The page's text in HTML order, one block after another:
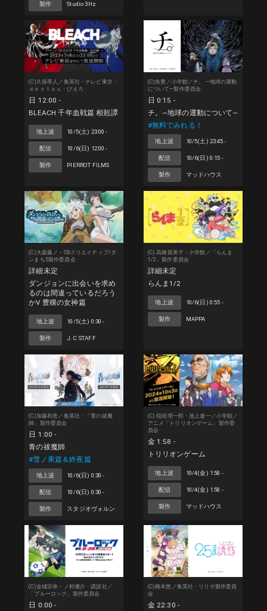
製作 Studio 3Hz
(C)久保帯人／集英社・テレビ東京・
ｄｅｎｔｓｕ・ぴえろ
日 12:00 -
BLEACH 千年血戦篇 相剋譚
地上波 10/5(土) 23:00 -
配信 10/6(日) 12:00 -
製作 PIERROT FILMS
(C)魚豊／小学館／チ。 ―地球の運動
について—製作委員会
日 0:15 -
チ。―地球の運動について―
#無料でみれる！
地上波 10/5(土) 23:45 -
配信 10/6(日) 0:15 -
製作 マッドハウス
(C)大森藤ノ・SBクリエイティブ/ダ
ンまち5製作委員会
詳細未定
ダンジョンに出会いを求め
るのは間違っているだろう
かV 豊穣の女神篇
地上波 10/5(土) 0:30 -
製作 J.C.STAFF
(C) 高橋留美子・小学館／「らんま
1/2」製作委員会
詳細未定
らんま1/2
地上波 10/6(日) 0:55 -
製作 MAPPA
(C)加藤和恵／集英社・「青の祓魔
師」製作委員会
日 1:00 -
青の祓魔師
#雪ノ果篇＆終夜篇
地上波 10/6(日) 0:30 -
配信 10/6(日) 0:30 -
製作 スタジオヴォルン
(C) 稲垣理一郎・池上遼一／小学館／
アニメ「トリリオンゲーム」製作委
員会
金 1:58 -
トリリオンゲーム
地上波 10/4(金) 1:58 -
配信 10/4(金) 1:58 -
製作 マッドハウス
(C)金城宗幸・ノ村優介・講談社／
「ブルーロック」製作委員会
日 0:00 -
(C)橋本悠／集英社・リリサ製作委員
会
金 22:30 -